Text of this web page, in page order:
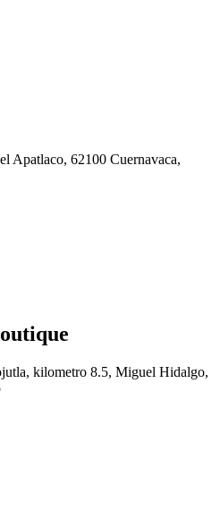
Apatlaco, 62100 Cuernavaca,
kilometro 8.5, Miguel Hidalgo,